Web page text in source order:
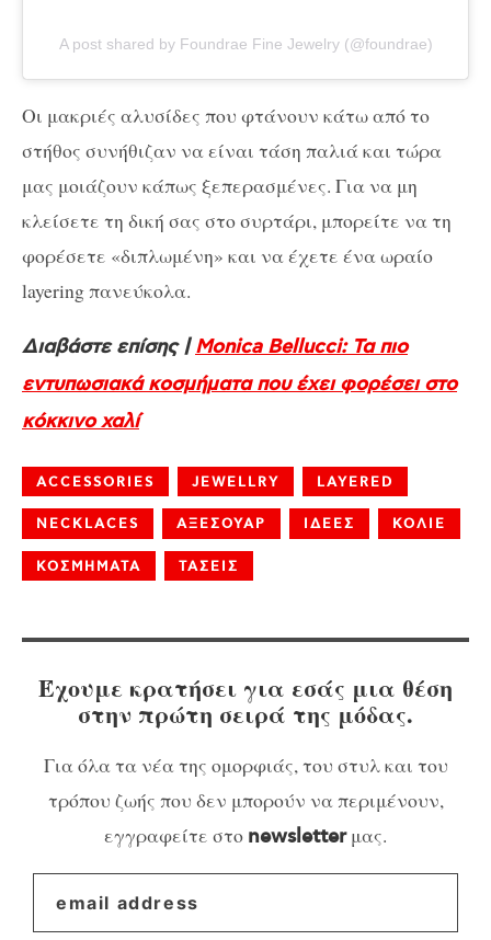
A post shared by Foundrae Fine Jewelry (@foundrae)
Οι μακριές αλυσίδες που φτάνουν κάτω από το
στήθος συνήθιζαν να είναι τάση παλιά και τώρα
μας μοιάζουν κάπως ξεπερασμένες. Για να μη
κλείσετε τη δική σας στο συρτάρι, μπορείτε να τη
φορέσετε «διπλωμένη» και να έχετε ένα ωραίο
layering πανεύκολα.
Διαβάστε επίσης |Monica Bellucci: Τα πιο
εντυπωσιακά κοσμήματα που έχει φορέσει στο
κόκκινο χαλί
ACCESSORIES JEWELLRY LAYERED
NECKLACES ΑΞΕΣΟΥΑΡ ΙΔΕΕΣ ΚΟΛΙΕ
ΚΟΣΜΗΜΑΤΑ ΤΑΣΕΙΣ
Έχουμε κρατήσει για εσάς μια θέση
στην πρώτη σειρά της μόδας.
Για όλα τα νέα της ομορφιάς, του στυλ και του
τρόπου ζωής που δεν μπορούν να περιμένουν,
εγγραφείτε στο newsletterμας.